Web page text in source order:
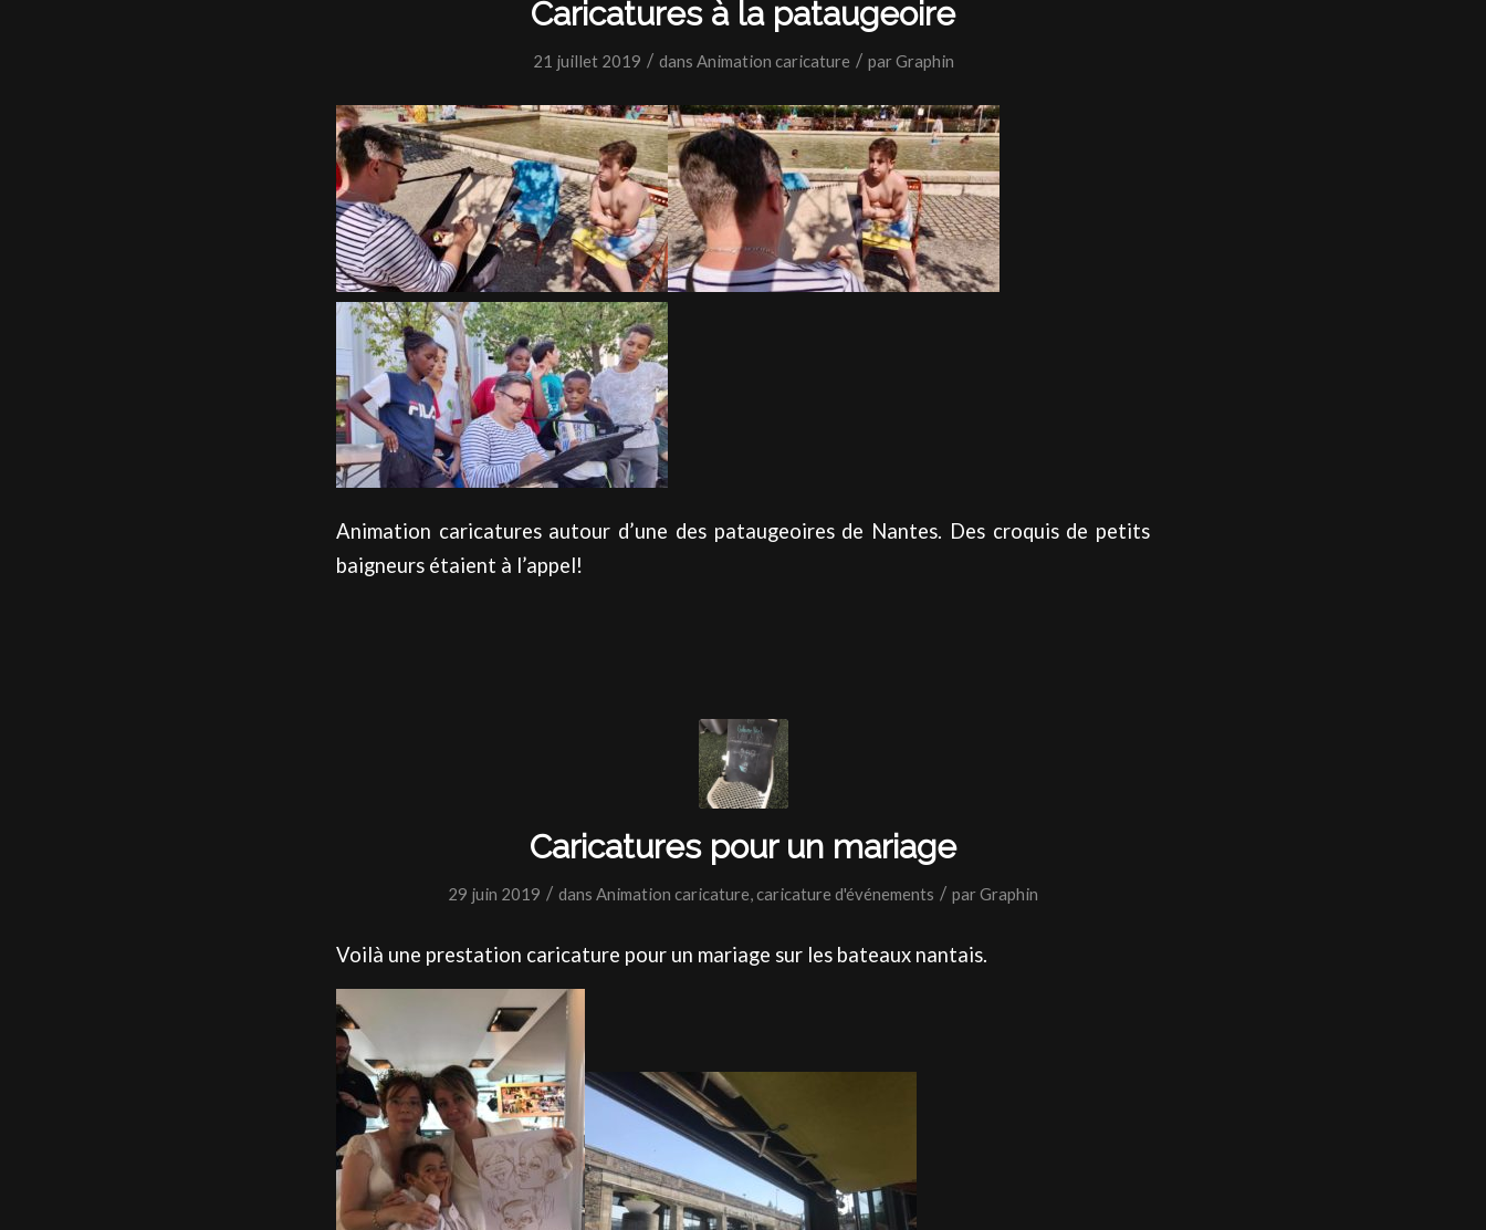
Caricatures à la pataugeoire
21 juillet 2019 / dans Animation caricature / parGraphin
Animation caricatures autour d’une des pataugeoires de Nantes. Des croquis de petits
baigneurs étaient à l’appel!
Caricatures pour un mariage
29 juin 2019 / dans Animation caricature,caricature d'événements / parGraphin
Voilà une prestation caricature pour un mariage sur les bateaux nantais.